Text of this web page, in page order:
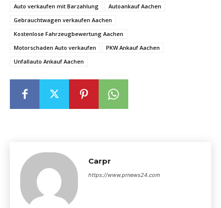
Auto verkaufen mit Barzahlung
Autoankauf Aachen
Gebrauchtwagen verkaufen Aachen
Kostenlose Fahrzeugbewertung Aachen
Motorschaden Auto verkaufen
PKW Ankauf Aachen
Unfallauto Ankauf Aachen
Carpr
https://www.prnews24.com